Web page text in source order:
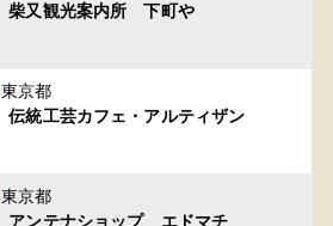
柴又観光案内所 下町や
東京都
伝統工芸カフェ・アルティザン
東京都
アンテナショップ エドマチ